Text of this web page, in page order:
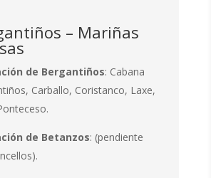
– Mariñas
de Bergantiños: Cabana
Carballo, Coristanco, Laxe,
de Betanzos: (pendiente